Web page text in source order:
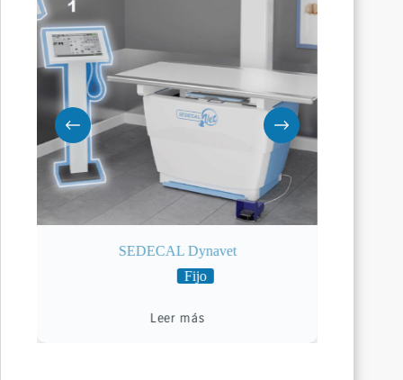
SEDECAL Dynavet
Fijo
Leer más